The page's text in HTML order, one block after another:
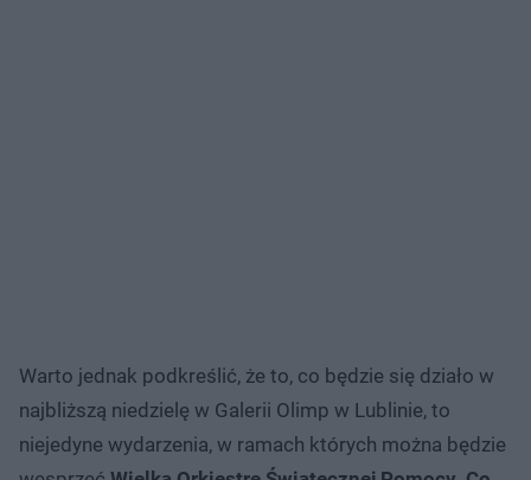
Warto jednak podkreślić, że to, co będzie się działo w
najbliższą niedzielę w Galerii Olimp w Lublinie, to
niejedyne wydarzenia, w ramach których można będzie